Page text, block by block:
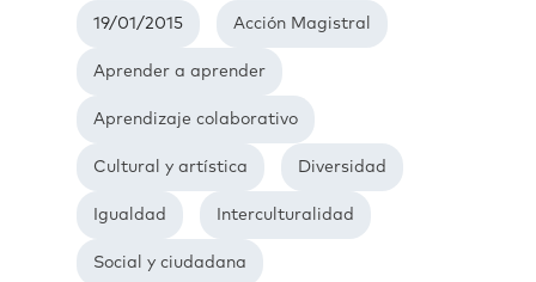
19/01/2015 Acción Magistral
Aprender a aprender
Aprendizaje colaborativo
Cultural y artística Diversidad
Igualdad Interculturalidad
Social y ciudadana